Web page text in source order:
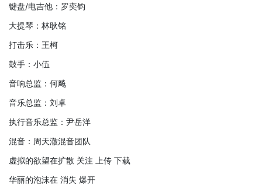
键盘/电吉他：罗奕钧
大提琴：林耿铭
打击乐：王柯
鼓手：小伍
音响总监：何飚
音乐总监：刘卓
执行音乐总监：尹岳洋
混音：周天澈混音团队
虚拟的欲望在扩散 关注 上传 下载
华丽的泡沫在 消失 爆开